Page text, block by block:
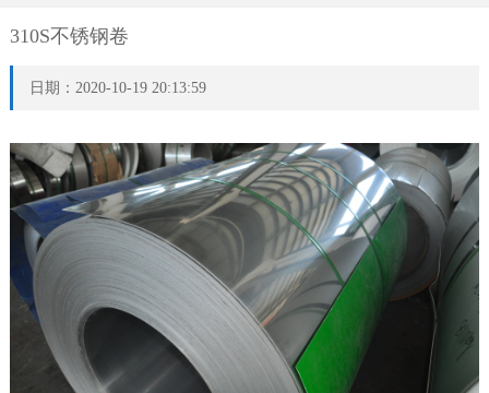
310S不锈钢卷
日期：2020-10-19 20:13:59